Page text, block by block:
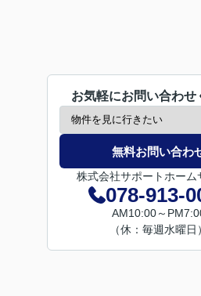
お気軽にお問い合わせ
無料お問い合わ
株式会社サポートホーム
078-913-
AM10:00～
（休：毎週水曜日）